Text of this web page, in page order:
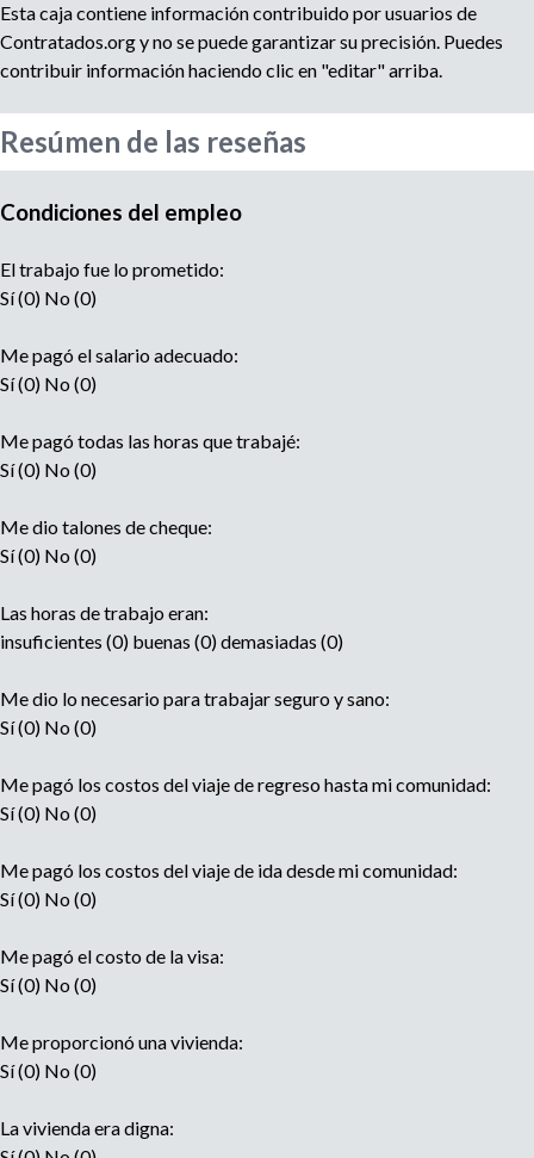
a
m
i
t
o
Esta caja contiene información contribuido por usuarios de
Contratados.org y no se puede garantizar su precisión. Puedes
contribuir información haciendo clic en "editar" arriba.
Resúmen de las reseñas
Condiciones del empleo
El trabajo fue lo prometido:
Sí (0) No (0)
Me pagó el salario adecuado:
Sí (0) No (0)
Me pagó todas las horas que trabajé:
Sí (0) No (0)
Me dio talones de cheque:
Sí (0) No (0)
Las horas de trabajo eran:
insuficientes (0) buenas (0) demasiadas (0)
Me dio lo necesario para trabajar seguro y sano:
Sí (0) No (0)
Me pagó los costos del viaje de regreso hasta mi comunidad:
Sí (0) No (0)
Me pagó los costos del viaje de ida desde mi comunidad:
Sí (0) No (0)
Me pagó el costo de la visa:
Sí (0) No (0)
Me proporcionó una vivienda:
Sí (0) No (0)
La vivienda era digna: